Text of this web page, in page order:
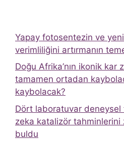
Yapay fotosentezin ve
verimliliğini artırmanın
Doğu Afrika’nın ikonik kar
tamamen ortadan
kaybolacak?
Dört laboratuvar deneysel
zeka katalizör tahminlerini
buldu